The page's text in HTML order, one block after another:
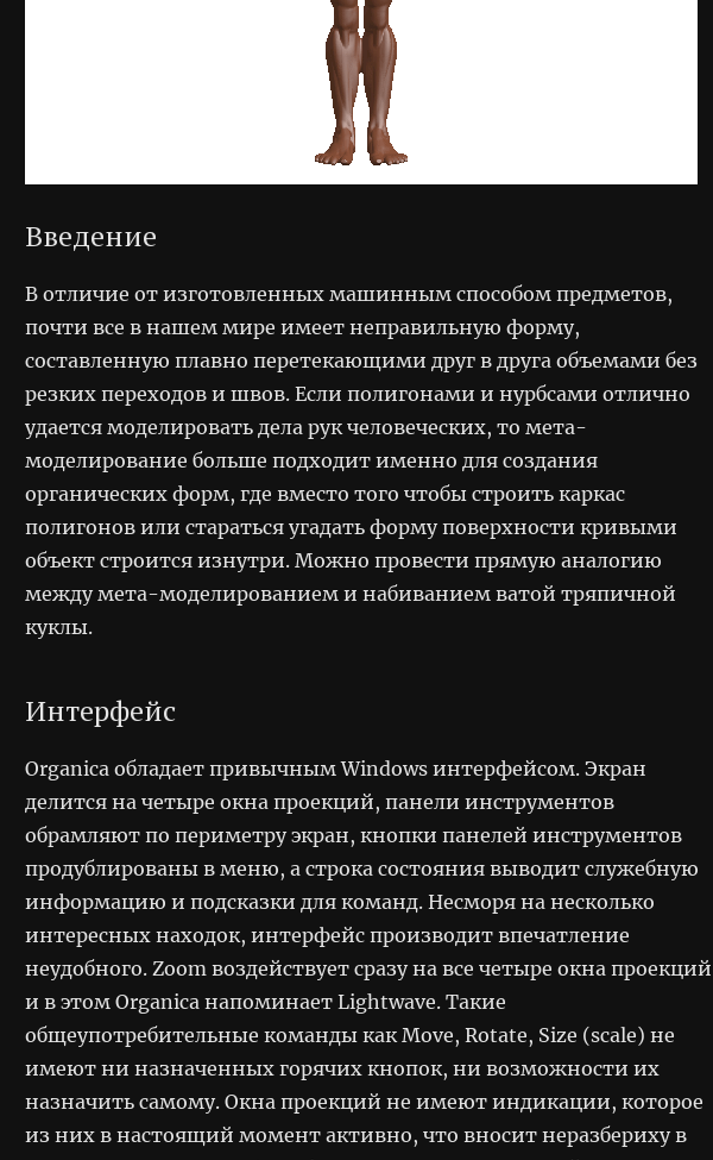
Введение
В отличие от изготовленных машинным способом предметов,
почти все в нашем мире имеет неправильную форму,
составленную плавно перетекающими друг в друга объемами без
резких переходов и швов. Если полигонами и нурбсами отлично
удается моделировать дела рук человеческих, то мета-
моделирование больше подходит именно для создания
органических форм, где вместо того чтобы строить каркас
полигонов или стараться угадать форму поверхности кривыми
объект строится изнутри. Можно провести прямую аналогию
между мета-моделированием и набиванием ватой тряпичной
куклы.
Интерфейс
Organica обладает привычным Windows интерфейсом. Экран
делится на четыре окна проекций, панели инструментов
обрамляют по периметру экран, кнопки панелей инструментов
продублированы в меню, а строка состояния выводит служебную
информацию и подсказки для команд. Несморя на несколько
интересных находок, интерфейс производит впечатление
неудобного. Zoom воздействует сразу на все четыре окна проекций
и в этом Organica напоминает Lightwave. Такие
общеупотребительные команды как Move, Rotate, Size (scale) не
имеют ни назначенных горячих кнопок, ни возможности их
назначить самому. Окна проекций не имеют индикации, которое
из них в настоящий момент активно, что вносит неразбериху в